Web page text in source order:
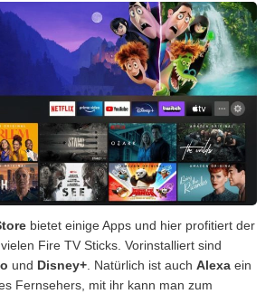
bietet einige Apps und hier profitiert der
Fire TV Sticks. Vorinstalliert sind
und Disney+. Natürlich ist auch Alexa ein
Fernsehers, mit ihr kann man zum